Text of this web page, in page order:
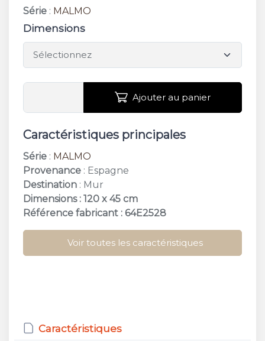
Série : MALMO
Dimensions
Ajouter au panier
Caractéristiques principales
Série : MALMO
Provenance : Espagne
Destination : Mur
Dimensions : 120 x 45 cm
Référence fabricant : 64E2528
Voir toutes les caractéristiques
Caractéristiques